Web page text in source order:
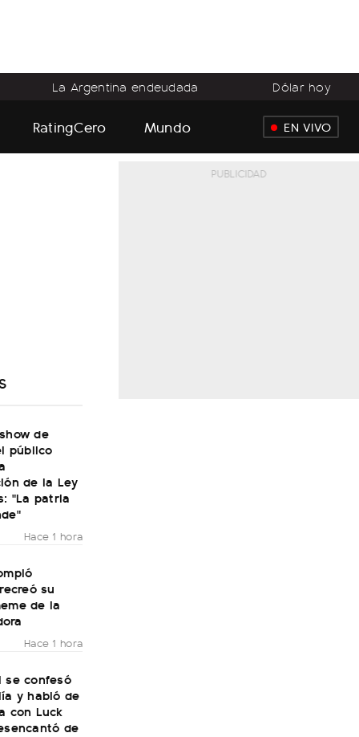
La Argentina endeudada Dólar hoy
RatingCero Mundo EN VIVO
de
público
de la Ley
"La patria
Hace 1 hora
su
de la
Hace 1 hora
se confesó
y habló de
con Luck
de